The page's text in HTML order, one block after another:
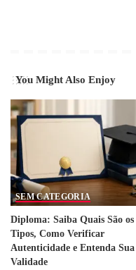
You Might Also Enjoy
SEM CATEGORIA
Diploma: Saiba Quais São os
Tipos, Como Verificar
Autenticidade e Entenda Sua
Validade